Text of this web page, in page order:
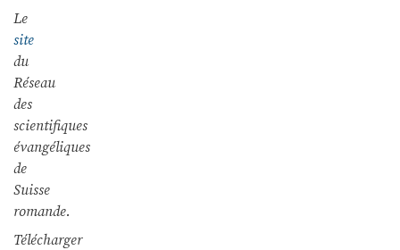
Le
site
du
Réseau
des
scientifiques
évangéliques
de
Suisse
romande.
Télécharger